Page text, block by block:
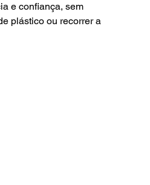
e confiança, sem
plástico ou recorrer a